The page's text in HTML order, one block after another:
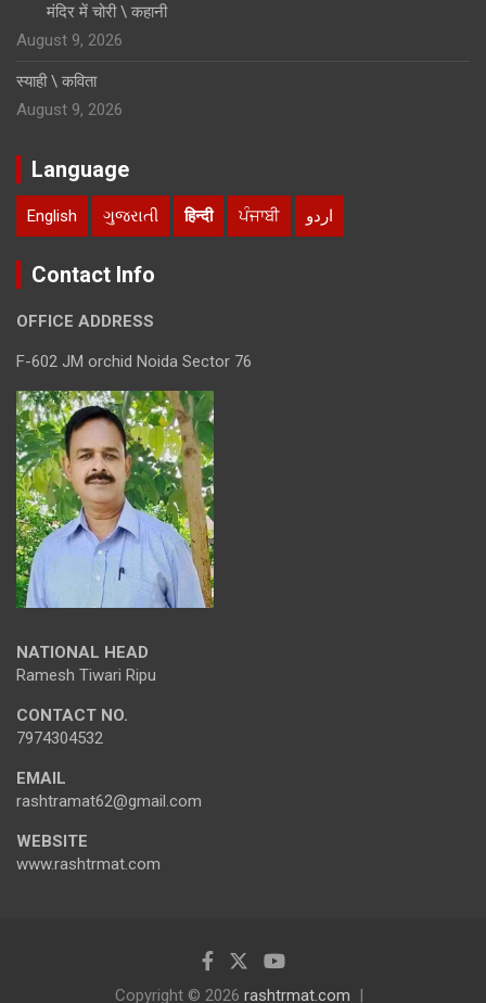
मंदिर में चोरी \ कहानी
August 9, 2026
स्याही \ कविता
August 9, 2026
Language
English ગુજરાતી हिन्दी ਪੰਜਾਬੀ اردو
Contact Info
OFFICE ADDRESS
F-602 JM orchid Noida Sector 76
NATIONAL HEAD
Ramesh Tiwari Ripu
CONTACT NO.
7974304532
EMAIL
rashtramat62@gmail.com
WEBSITE
www.rashtrmat.com
Copyright © 2026 rashtrmat.com